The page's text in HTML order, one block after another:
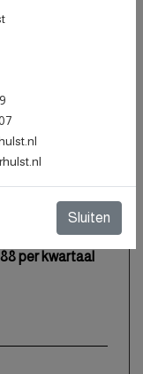
per kwartaal
Sluiten